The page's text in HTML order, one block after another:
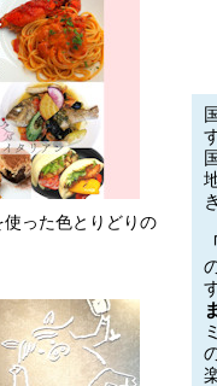
った色とりどりの